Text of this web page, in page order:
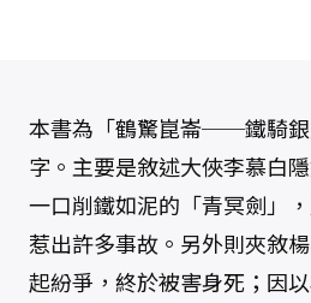
本書為「鶴驚崑崙──鐵騎銀
字。主要是敘述大俠李慕白
一口削鐵如泥的「青冥劍」
惹出許多事故。另外則夾敘
起紛爭，終於被害身死；因